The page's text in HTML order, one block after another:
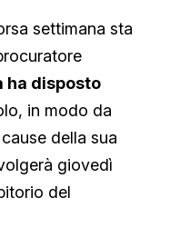
settimana sta
ha disposto
in modo da
della sua
giovedì
del